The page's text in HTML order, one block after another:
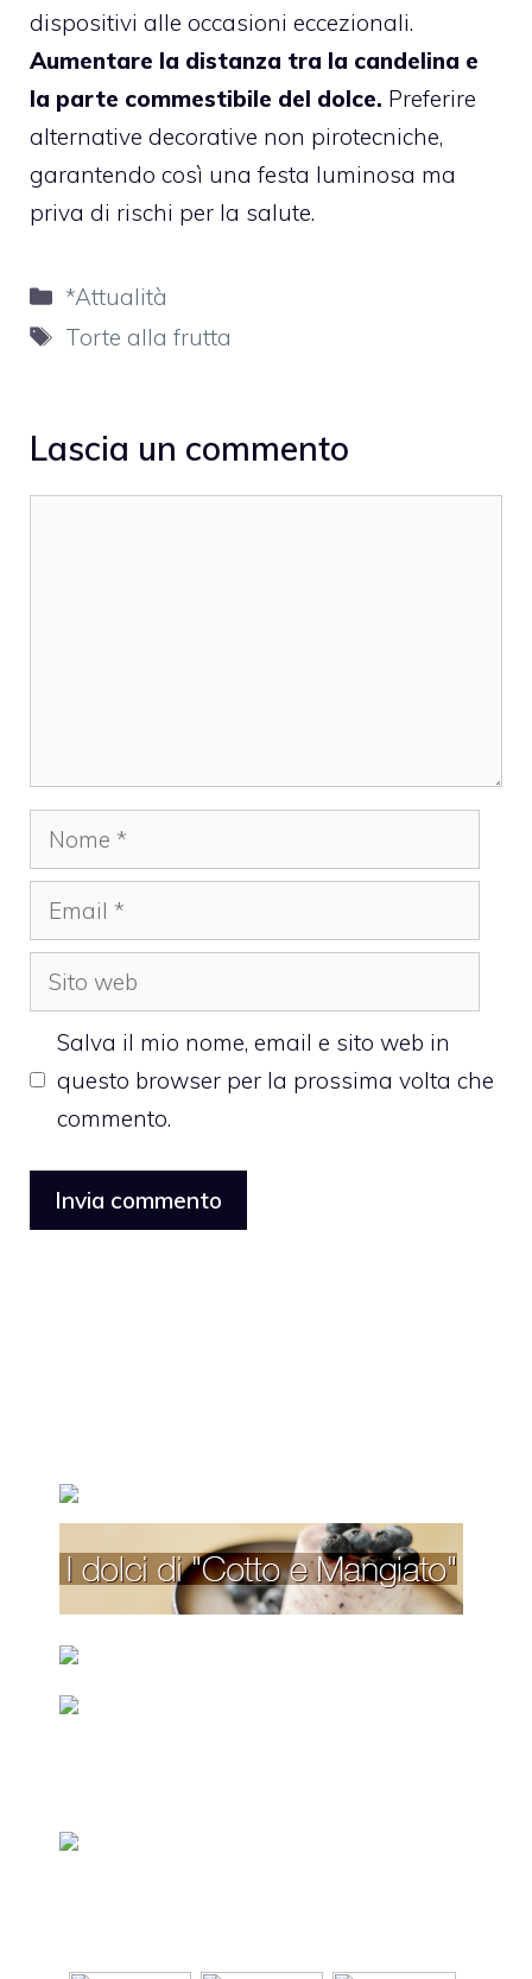
dispositivi alle occasioni eccezionali.
Aumentare la distanza tra la candelina e
la parte commestibile del dolce. Preferire
alternative decorative non pirotecniche,
garantendo così una festa luminosa ma
priva di rischi per la salute.
Categorie
*Attualità
Tag
Torte alla frutta
Lascia un commento
Nome
Email
Sito
web
Salva il mio nome, email e sito web in
questo browser per la prossima volta che
commento.